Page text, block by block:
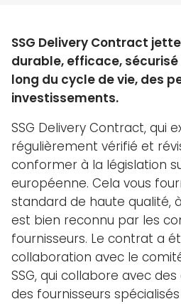
SSG Delivery Contract
durable, efficace,
long du cycle de vie, des
investissements.
SSG Delivery Contract, qui
régulièrement vérifié et
conformer à la législation
européenne. Cela vous
standard de haute qualité,
est bien reconnu par les
fournisseurs. Le contrat a
collaboration avec le
SSG, qui collabore avec
des fournisseurs spécialisés